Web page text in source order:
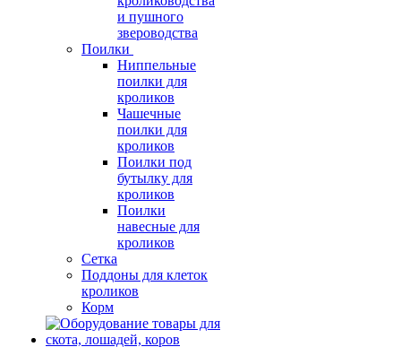
и пушного
звероводства
Поилки
Ниппельные
поилки для
кроликов
Чашечные
поилки для
кроликов
Поилки под
бутылку для
кроликов
Поилки
навесные для
кроликов
Сетка
Поддоны для клеток
кроликов
Корм